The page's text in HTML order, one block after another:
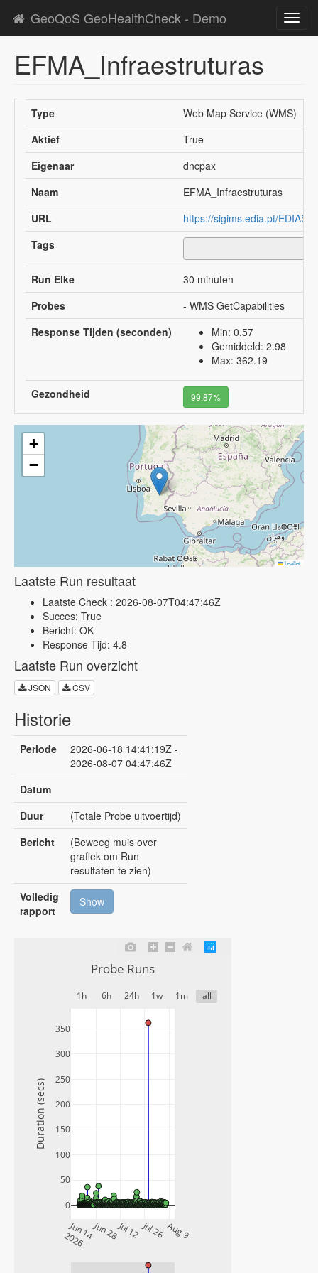
GeoQoS GeoHealthCheck - Demo
EFMA_Infraestruturas
Type
Web Map Service (WMS)
Aktief
True
Eigenaar
dncpax
Naam
EFMA_Infraestruturas
URL
https://sigims.edia.pt/
Tags
Run Elke
30 minuten
Probes
- WMS GetCapabilities
Response Tijden (seconden)
Min: 0.57
Gemiddeld: 2.98
Max: 362.19
Gezondheid 99.87%
+
−
Leaflet
Laatste Run resultaat
Laatste Check : 2026-08-07T04:47:46Z
Succes: True
Bericht: OK
Response Tijd: 4.8
Laatste Run overzicht
JSON CSV
Historie
Periode
2026-06-18 14:41:19Z -
2026-08-07 04:47:46Z
Datum
Duur
(Totale Probe uitvoertijd)
Bericht
(Beweeg muis over
grafiek om Run
resultaten te zien)
Volledig
rapport
Show
Jun 14
2026 Jun 28Jul 12Jul 26Aug 9
0
50
100
150
200
250
300
350
1h 6h 24h 1w 1m all
Probe Runs
Duration (secs)